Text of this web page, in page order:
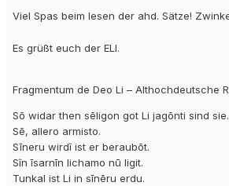
Viel Spas beim lesen der ahd. Sätze!
Es grüßt euch der ELI.
Fragmentum de Deo Li – Althochdeutsche
Sō widar then sēligon got Li jagōnti sind sie.
Sē, allero armisto.
Sīneru wirdî ist er beraubōt.
Sîn īsarnīn lichamo nū ligit.
Tunkal ist Li in sīnēru erdu.